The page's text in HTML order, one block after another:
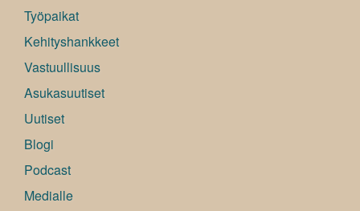
Työpaikat
Kehityshankkeet
Vastuullisuus
Asukasuutiset
Uutiset
Blogi
Podcast
Medialle